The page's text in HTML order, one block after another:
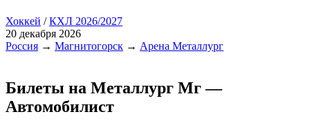
Хоккей /КХЛ 2026/2027
20 декабря 2026
Россия → Магнитогорск → Арена Металлург
Билеты на Металлург Мг —
Автомобилист